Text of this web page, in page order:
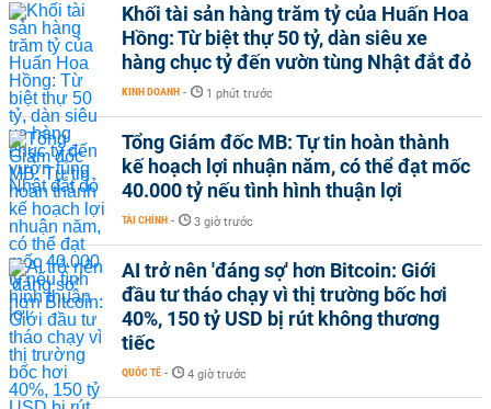
Khối tài sản hàng trăm tỷ của Huấn Hoa
Hồng: Từ biệt thự 50 tỷ, dàn siêu xe
hàng chục tỷ đến vườn tùng Nhật đắt đỏ
KINH DOANH - 1 phút trước
Tổng Giám đốc MB: Tự tin hoàn thành
kế hoạch lợi nhuận năm, có thể đạt mốc
40.000 tỷ nếu tình hình thuận lợi
TÀI CHÍNH - 3 giờ trước
AI trở nên 'đáng sợ' hơn Bitcoin: Giới
đầu tư tháo chạy vì thị trường bốc hơi
40%, 150 tỷ USD bị rút không thương
tiếc
QUỐC TẾ - 4 giờ trước